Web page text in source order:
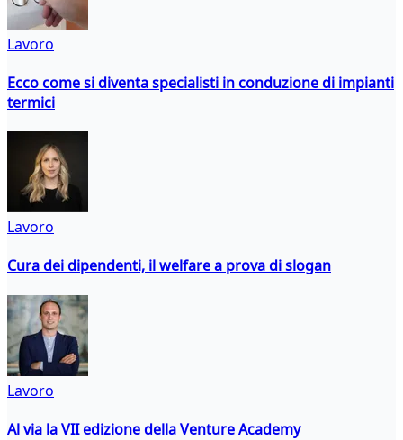
Lavoro
Ecco come si diventa specialisti in conduzione di impianti
termici
Lavoro
Cura dei dipendenti, il welfare a prova di slogan
Lavoro
Al via la VII edizione della Venture Academy